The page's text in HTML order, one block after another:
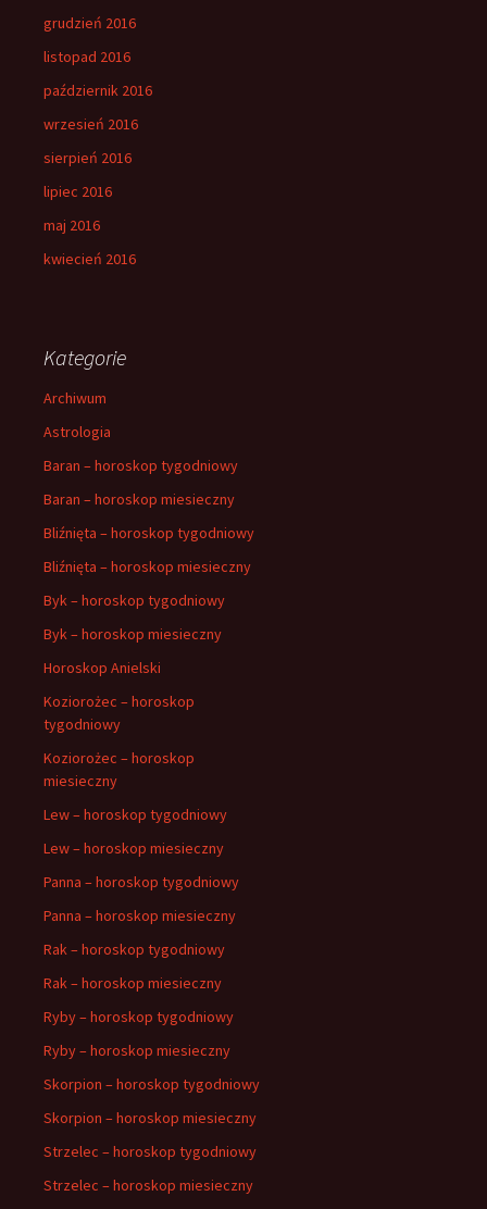
grudzień 2016
listopad 2016
październik 2016
wrzesień 2016
sierpień 2016
lipiec 2016
maj 2016
kwiecień 2016
Kategorie
Archiwum
Astrologia
Baran – horoskop tygodniowy
Baran – horoskop miesieczny
Bliźnięta – horoskop tygodniowy
Bliźnięta – horoskop miesieczny
Byk – horoskop tygodniowy
Byk – horoskop miesieczny
Horoskop Anielski
Koziorożec – horoskop
tygodniowy
Koziorożec – horoskop
miesieczny
Lew – horoskop tygodniowy
Lew – horoskop miesieczny
Panna – horoskop tygodniowy
Panna – horoskop miesieczny
Rak – horoskop tygodniowy
Rak – horoskop miesieczny
Ryby – horoskop tygodniowy
Ryby – horoskop miesieczny
Skorpion – horoskop tygodniowy
Skorpion – horoskop miesieczny
Strzelec – horoskop tygodniowy
Strzelec – horoskop miesieczny